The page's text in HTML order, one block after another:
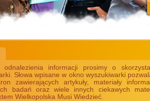
informacji prosimy o
Słowa wpisane w okno wyszukiwarki
zawierających artykuły, materiały
badań oraz wiele innych ciekawych
Wielkopolska Musi Wiedzieć.